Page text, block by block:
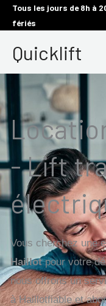
AllerTous les jours de 8h à
fériés
Quicklift
- Lift
Vous cherchez une
Haillotpour votre
nous offrons un
à Haillotfiable et